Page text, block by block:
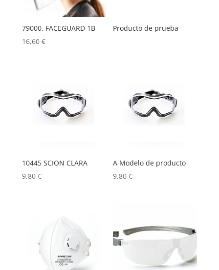
79000. FACEGUARD 1B
16,60 €
Producto de prueba
10445 SCION CLARA
9,80 €
A Modelo de producto
9,80€